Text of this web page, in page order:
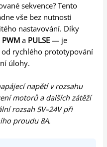
sekvence? Tento
vše bez nutnosti
nastavování. Díky
PWM a PULSE — je
rychlého prototypování
úlohy.
napětí v rozsahu
motorů a dalších zátěží
rozsah 5V–24V při
proudu 8A.